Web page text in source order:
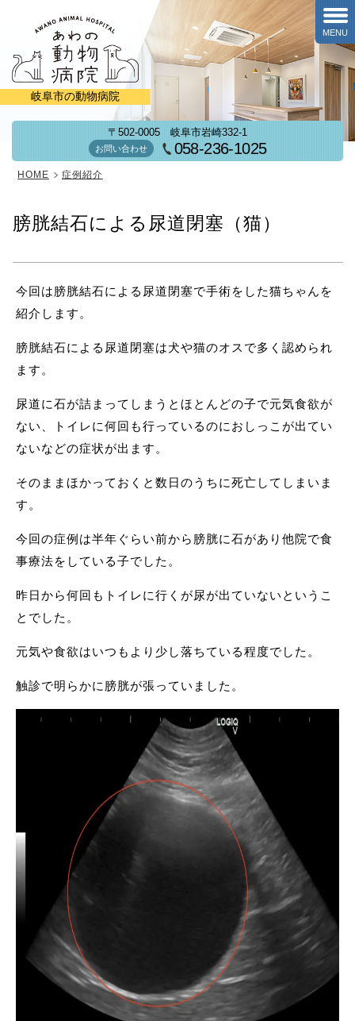
岐阜市の動物病院
〒502-0005 岐阜市岩崎332-1
お問い合わせ 058-236-1025
MENU
HOME 症例紹介
膀胱結石による尿道閉塞（猫）
今回は膀胱結石による尿道閉塞で手術をした猫ちゃんを
紹介します。
膀胱結石による尿道閉塞は犬や猫のオスで多く認められ
ます。
尿道に石が詰まってしまうとほとんどの子で元気食欲が
ない、トイレに何回も行っているのにおしっこが出てい
ないなどの症状が出ます。
そのままほかっておくと数日のうちに死亡してしまいま
す。
今回の症例は半年ぐらい前から膀胱に石があり他院で食
事療法をしている子でした。
昨日から何回もトイレに行くが尿が出ていないというこ
とでした。
元気や食欲はいつもより少し落ちている程度でした。
触診で明らかに膀胱が張っていました。